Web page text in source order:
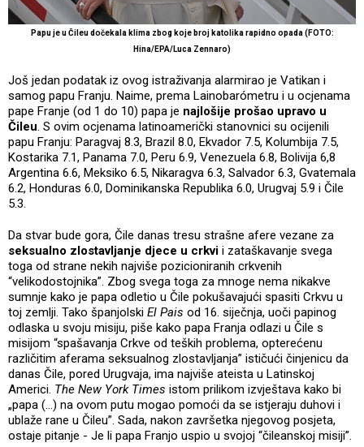
Papu je u Čileu dočekala klima zbog koje broj katolika rapidno opada (FOTO:
Hina/EPA/Luca Zennaro)
Još jedan podatak iz ovog istraživanja alarmirao je Vatikan i
samog papu Franju. Naime, prema Lainobarómetru i u ocjenama
pape Franje (od 1 do 10) papa je najlošije prošao upravo u
Čileu . S ovim ocjenama latinoamerički stanovnici su ocijenili
papu Franju: Paragvaj 8.3, Brazil 8.0, Ekvador 7.5, Kolumbija 7.5,
Kostarika 7.1, Panama 7.0, Peru 6.9, Venezuela 6.8, Bolivija 6,8
Argentina 6.6, Meksiko 6.5, Nikaragva 6.3, Salvador 6.3, Gvatemala
6.2, Honduras 6.0, Dominikanska Republika 6.0, Urugvaj 5.9 i Čile
5.3.
Da stvar bude gora, Čile danas tresu strašne afere vezane za
seksualno zlostavljanje djece u crkvi i zataškavanje svega
toga od strane nekih najviše pozicioniranih crkvenih
“velikodostojnika”. Zbog svega toga za mnoge nema nikakve
sumnje kako je papa odletio u Čile pokušavajući spasiti Crkvu u
toj zemlji. Tako španjolski El Pais od 16. siječnja, uoči papinog
odlaska u svoju misiju, piše kako papa Franja odlazi u Čile s
misijom “spašavanja Crkve od teških problema, opterećenu
različitim aferama seksualnog zlostavljanja” ističući činjenicu da
danas Čile, pored Urugvaja, ima najviše ateista u Latinskoj
Americi. The New York Times istom prilikom izvještava kako bi
„papa (…) na ovom putu mogao pomoći da se istjeraju duhovi i
ublaže rane u Čileu”. Sada, nakon završetka njegovog posjeta,
ostaje pitanje - Je li papa Franjo uspio u svojoj “čileanskoj misiji”.